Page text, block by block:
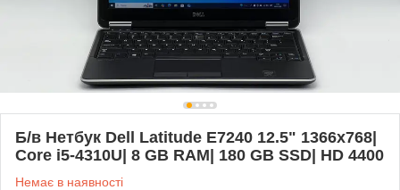
Б/в Нетбук Dell Latitude E7240 12.5" 1366x768|
Core i5-4310U| 8 GB RAM| 180 GB SSD| HD 4400
Немає в наявності